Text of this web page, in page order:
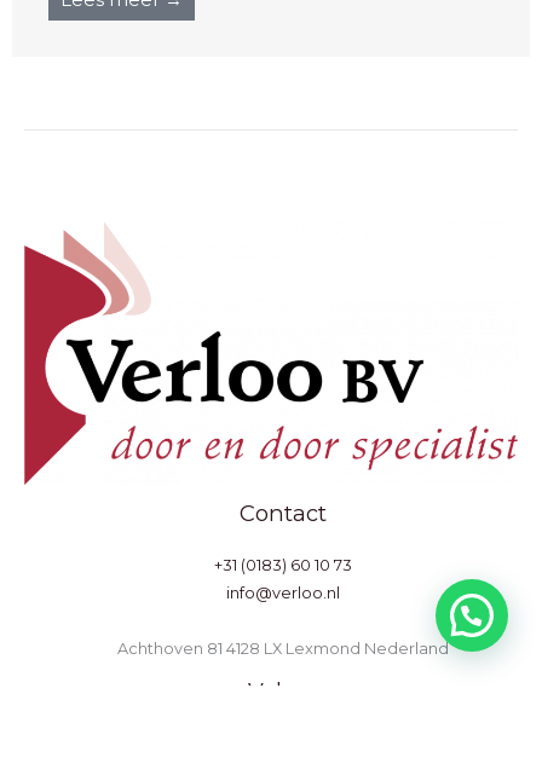
Contact
+31 (0183) 60 10 73
info@verloo.nl
Achthoven 81 4128 LX Lexmond Nederland
Volg ons